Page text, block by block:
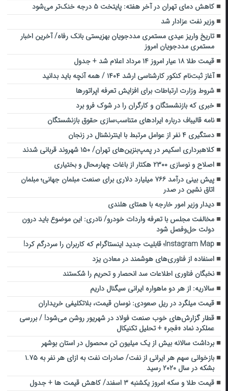
کاهش دمای تهران در آخر هفته: پایتخت ۵ درجه خنک‌تر می‌شود
وزیر نفت عزادار شد
تاریخ واریز عیدی مستمری مددجویان بهزیستی بانک رفاه/ آخرین اخبار
مستمری مددجویان امروز
قیمت طلا ۱۸ عیار امروز ۱۴ مرداد اعلام شد + جدول
آغاز ثبت‌نام کنکور کارشناسی ارشد ۱۴۰۴ / همه آنچه باید بدانید
شروط وزارت ارتباطات برای افزایش تعرفه اپراتورها
خبری که بازنشستگان و کارگران را در شوک فرو برد
نامه قالیباف درباره ایرادهای متناسب‌سازی حقوق بازنشستگان
دستگیری ۴ نفر از عوامل مرتبط با اینترنشنال در زنجان
کلاهبرداری اسکیمر در پمپ‌بنزین‌های تهران/ ۱۵۰ شهروند قربانی شدند
اصلاح و نوسازی ۲۳۰۰ هکتار از باغات چهارمحال و بختیاری
پیش بینی درآمد ۷۶۶ میلیارد دلاری برای صنعت مبلمان جهانی؛ مبلمان
اتاق نشین در صدر
دیدار وزیر امور خارجه با همتای هلندی
مخالفت مجلس با تعرفه واردات خودرو/ نادری: این موضوع باید درون
دولت حل‌وفصل شود
Instagram Map؛ قابلیت جدید اینستاگرام که کاربران را سردرگم کرد!
اسنفاده از فناوری‌های هوشمند در معادن یزد
نخبگان فناوری اطلاعات سد انحصار و تحریم را شکستند
سالاریه: از هر دو ماهواره ایرانی سیگنال داریم
قیمت میلگرد در ریل صعودی: نوسان قیمت، بلاتکلیفی خریداران
قطار گزارش‌های خوب صنعت فولاد در شهریور روشن می‌شود! / بررسی
عملکرد نماد «فجر» + تحلیل تکنیکال
برداشت سالانه بیش از یک میلیون تن محصول در استان بوشهر
بازخوانی سهم هر ایرانی از نفت/ صادرات نفت به ازای هر نفر به ۱.۷۵
بشکه در سال ۲۰۲۰ رسید
قیمت طلا و سکه امروز یکشنبه ۳ اسفند/ کاهش قیمت‌ ها + جدول